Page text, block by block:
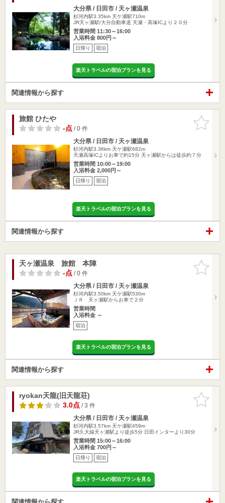
大分県 / 日田市 / 天ヶ瀬温泉
杉河内駅3.35km 天ケ瀬駅710m
JR天ヶ瀬駅/大分自動車道 天瀬・高塚ICより２０分
営業時間 11:30～16:00
入浴料金 800円～
日帰り 宿泊
楽天トラベルの宿泊プランを見る
関連情報から探す
お気に入
りに追加
旅館 ひたや
-点/ 0 件
大分県 / 日田市 / 天ヶ瀬温泉
杉河内駅3.36km 天ケ瀬駅682m
天瀬高塚ICよりお車で約15分 天ヶ瀬駅からは徒歩約７分
営業時間 10:00～19:00
入浴料金 2,000円～
日帰り 宿泊
楽天トラベルの宿泊プランを見る
関連情報から探す
お気に入
りに追加
天ヶ瀬温泉 旅館 本陣
-点/ 0 件
大分県 / 日田市 / 天ヶ瀬温泉
杉河内駅3.50km 天ケ瀬駅530m
ＪＲ 天ヶ瀬駅からお車で２分
営業時間
入浴料金 ～
宿泊
楽天トラベルの宿泊プランを見る
関連情報から探す
お気に入
りに追加
ryokan天龍(旧天龍荘)
3.0点/ 3 件
大分県 / 日田市 / 天ヶ瀬温泉
杉河内駅3.57km 天ケ瀬駅459m
JR久大線天ヶ瀬駅より徒歩5分 日田インターより30分
営業時間 15:00～16:00
入浴料金 700円～
日帰り 宿泊
楽天トラベルの宿泊プランを見る